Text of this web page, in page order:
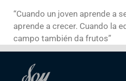
“Cuando un joven aprende a
aprende a crecer. Cuando la
campo también da frutos”